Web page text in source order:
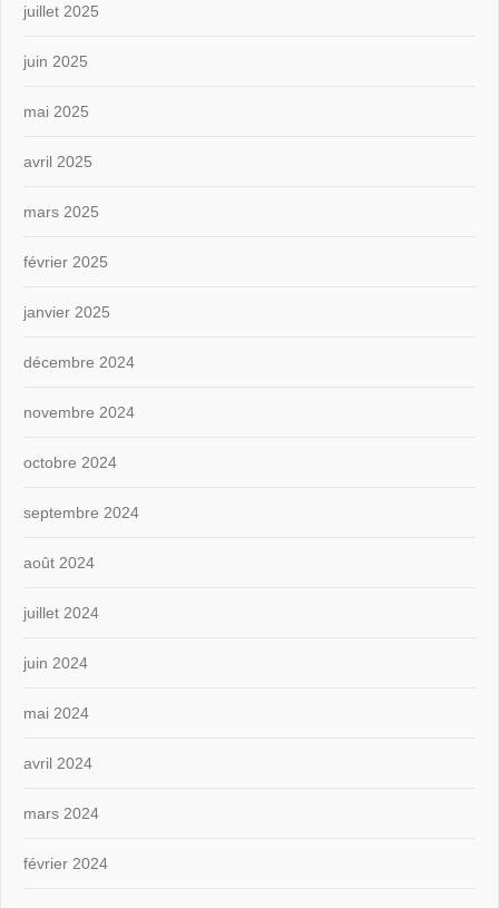
juillet 2025
juin 2025
mai 2025
avril 2025
mars 2025
février 2025
janvier 2025
décembre 2024
novembre 2024
octobre 2024
septembre 2024
août 2024
juillet 2024
juin 2024
mai 2024
avril 2024
mars 2024
février 2024